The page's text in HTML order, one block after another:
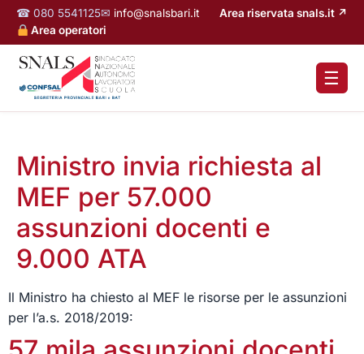
☎ 080 5541125✉ info@snalsbari.it
Area riservata snals.it ↗
Area operatori
☰
Ministro invia richiesta al
MEF per 57.000
assunzioni docenti e
9.000 ATA
Il Ministro ha chiesto al MEF le risorse per le assunzioni
per l’a.s. 2018/2019: